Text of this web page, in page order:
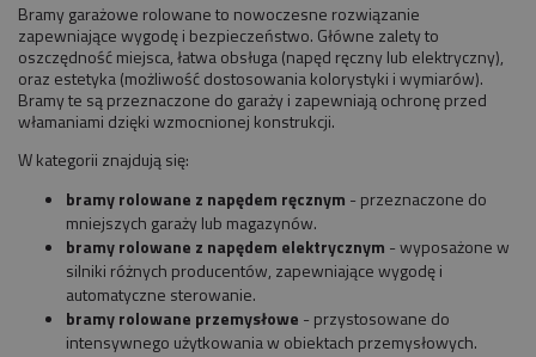
Bramy garażowe rolowane to nowoczesne rozwiązanie
zapewniające wygodę i bezpieczeństwo. Główne zalety to
oszczędność miejsca, łatwa obsługa (napęd ręczny lub elektryczny),
oraz estetyka (możliwość dostosowania kolorystyki i wymiarów).
Bramy te są przeznaczone do garaży i zapewniają ochronę przed
włamaniami dzięki wzmocnionej konstrukcji.
W kategorii znajdują się:
bramy rolowane z napędem ręcznym - przeznaczone do
mniejszych garaży lub magazynów.
bramy rolowane z napędem elektrycznym - wyposażone w
silniki różnych producentów, zapewniające wygodę i
automatyczne sterowanie.
bramy rolowane przemysłowe - przystosowane do
intensywnego użytkowania w obiektach przemysłowych.